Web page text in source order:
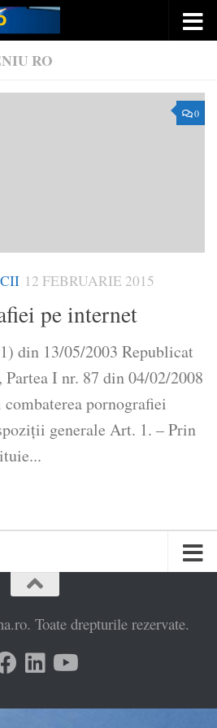
RO
0
12 FEBRUARIE 2015
pe internet
din 13/05/2003 Republicat
I nr. 87 din 04/02/2008
pornografiei
generale Art. 1. – Prin
Toate drepturile rezervate.